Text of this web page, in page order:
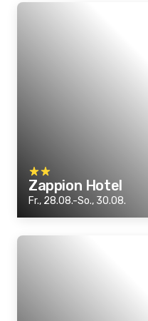
Zappion Hotel
Fr., 28.08.-So., 30.08.